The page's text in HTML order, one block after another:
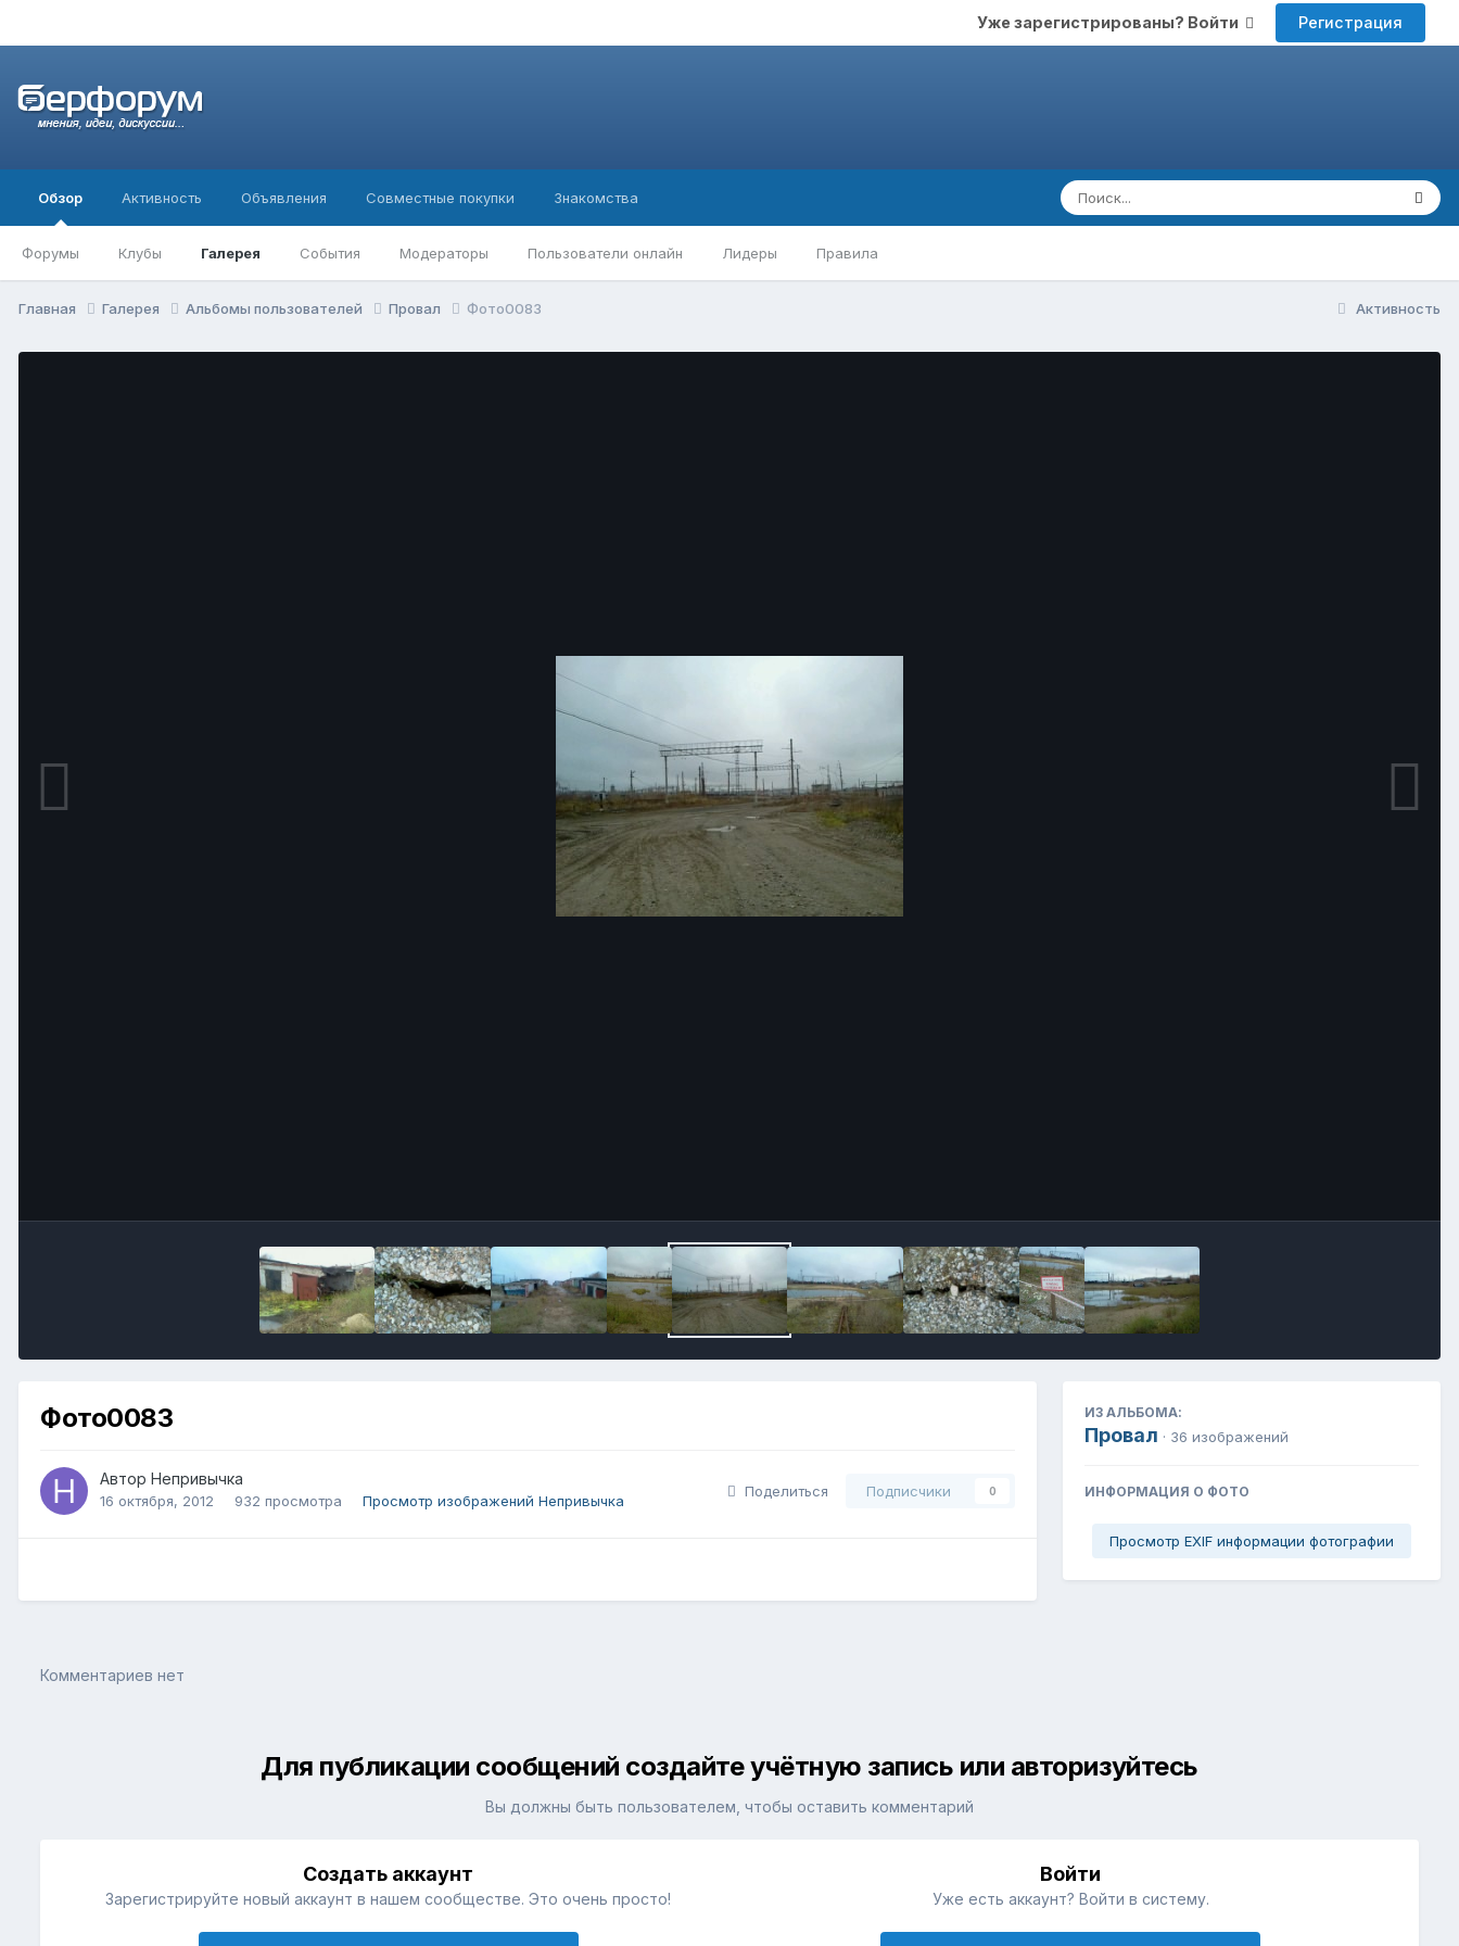
Уже зарегистрированы? Войти Регистрация
Обзор
Форумы Клубы Галерея События Модераторы Пользователи онлайн Лидеры Правила
Активность Объявления Совместные покупки Знакомства
Активность
Главная Галерея Альбомы пользователей Провал Фото0083
Фото0083
Автор Непривычка
16 октября, 2012 932 просмотра Просмотр изображений Непривычка
Поделиться Подписчики 0
ИЗ АЛЬБОМА:
Провал · 36 изображений
ИНФОРМАЦИЯ О ФОТО
Просмотр EXIF информации фотографии
Комментариев нет
Для публикации сообщений создайте учётную запись или авторизуйтесь
Вы должны быть пользователем, чтобы оставить комментарий
Создать аккаунт
Зарегистрируйте новый аккаунт в нашем сообществе. Это очень просто!
Войти
Уже есть аккаунт? Войти в систему.